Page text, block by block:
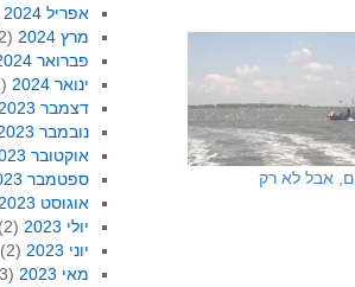
אבל לא רק
אפריל 2024
מרץ 2024
(2)
פברואר 2024
ינואר 2024
(1)
דצמבר 2023
נובמבר 2023
אוקטובר 2023
ספטמבר 2023
אוגוסט 2023
יולי 2023
(2)
יוני 2023
(2)
מאי 2023
(3)